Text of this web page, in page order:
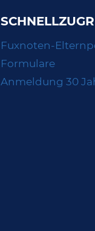
Fuxnoten-
Formulare
Anmeldung 30